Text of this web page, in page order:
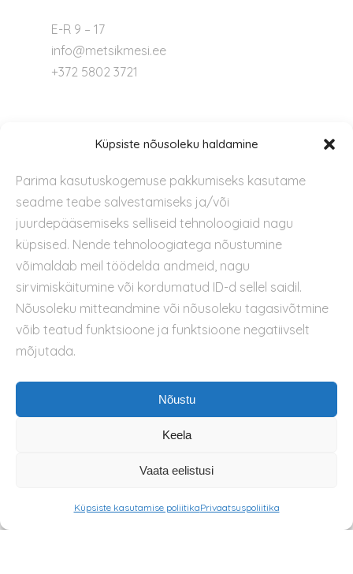
Küpsiste nõusoleku haldamine
Parima kasutuskogemuse pakkumiseks kasutame
seadme teabe salvestamiseks ja/või
juurdepääsemiseks selliseid tehnoloogiaid nagu
küpsised. Nende tehnoloogiatega nõustumine
võimaldab meil töödelda andmeid, nagu
sirvimiskäitumine või kordumatud ID-d sellel saidil.
Nõusoleku mitteandmine või nõusoleku tagasivõtmine
võib teatud funktsioone ja funktsioone negatiivselt
mõjutada.
Nõustu
Keela
Vaata eelistusi
Küpsiste kasutamise poliitikaPrivaatsuspoliitika
E-R 9 – 17
info@metsikmesi.ee
+372 5802 3721
Kontakt
Privaatsuspoliitika
Kasutustingimused
Küpsiste kasutamise poliitika